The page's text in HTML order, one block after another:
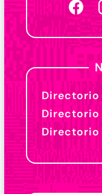
Directorio
Directorio
Directorio